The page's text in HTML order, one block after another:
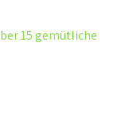
15 gemütliche